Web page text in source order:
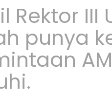
Rektor III
punya